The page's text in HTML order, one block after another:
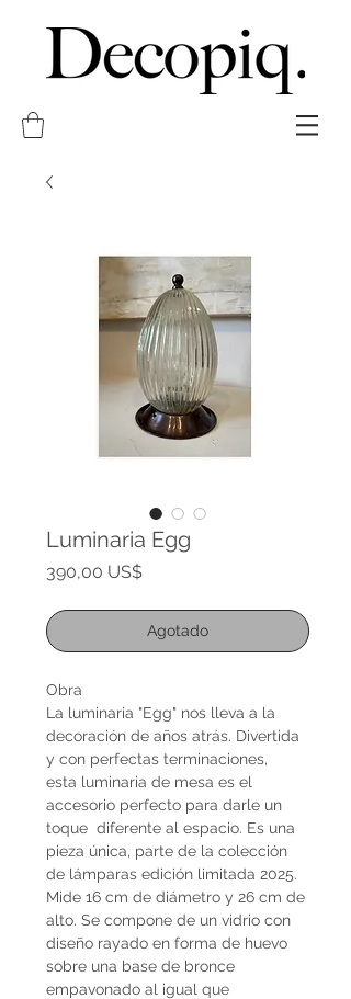
Luminaria Egg
390,00 US$Precio
Agotado
Obra
La luminaria "Egg" nos lleva a la
decoración de años atrás. Divertida
y con perfectas terminaciones,
esta luminaria de mesa es el
accesorio perfecto para darle un
toque diferente al espacio. Es una
pieza única, parte de la colección
de lámparas edición limitada 2025.
Mide 16 cm de diámetro y 26 cm de
alto. Se compone de un vidrio con
diseño rayado en forma de huevo
sobre una base de bronce
empavonado al igual que